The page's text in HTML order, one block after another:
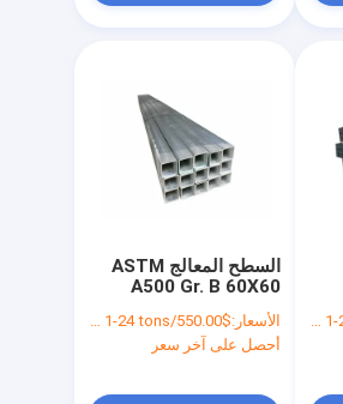
السطح المعالج ASTM
A500 Gr. B 60X60
75X75 50X150
50X100 أنابيب فولاذية
مستطيلة مربعة سوداء
الأسعار:$550.00/tons 1-24 tons
أحصل على آخر سعر